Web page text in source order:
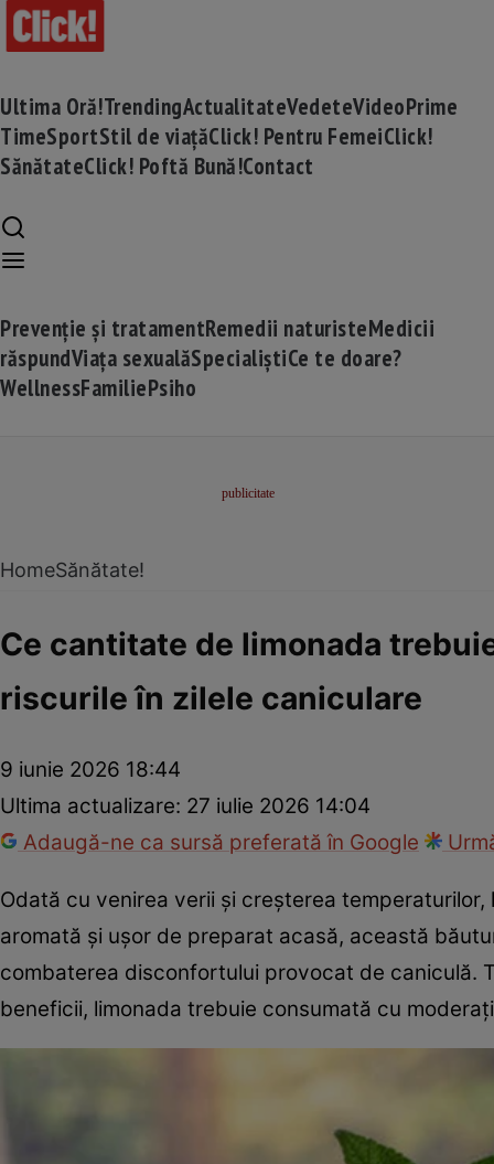
Ultima Oră!TrendingActualitateVedeteVideoPrime
TimeSportStil de viațăClick! Pentru FemeiClick!
SănătateClick! Poftă Bună!Contact
Prevenție și tratamentRemedii naturisteMedicii
răspundViața sexualăSpecialiștiCe te doare?
WellnessFamiliePsiho
HomeSănătate!
Ce cantitate de limonada
riscurile în zilele caniculare
9 iunie 2026 18:44
Ultima actualizare: 27 iulie 2026 14:04
Adaugă-ne ca sursă preferată în Google
Odată cu venirea verii și creșterea
aromată și ușor de preparat acasă, această
combaterea disconfortului provocat de caniculă.
beneficii, limonada trebuie consumată cu